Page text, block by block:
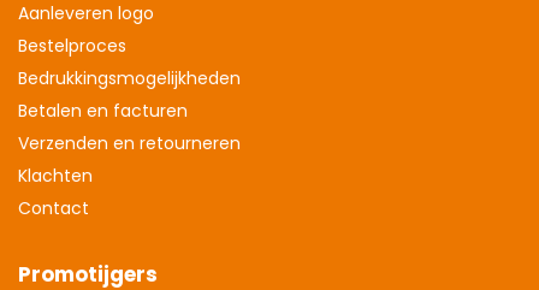
Aanleveren logo
Bestelproces
Bedrukkingsmogelijkheden
Betalen en facturen
Verzenden en retourneren
Klachten
Contact
Promotijgers